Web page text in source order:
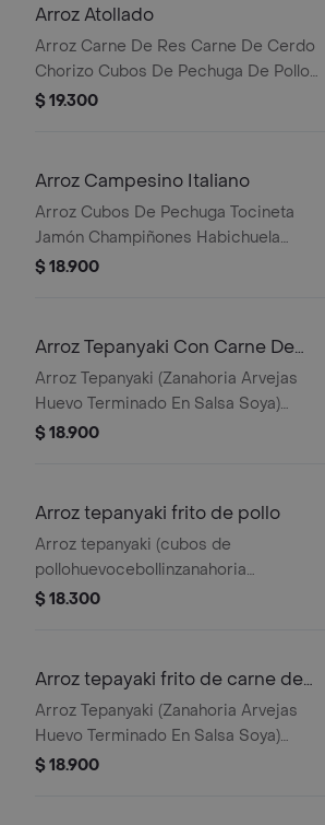
Arroz Atollado
Arroz Carne De Res Carne De Cerdo
Chorizo Cubos De Pechuga De Pollo
Arvejas Zanahoria Pimentón En Su
$ 19.300
Arroz Campesino Italiano
Arroz Cubos De Pechuga Tocineta
Jamón Champiñones Habichuela
Zanahoria Arvejas Terminado En Salsa
$ 18.900
Arroz Tepanyaki Con Carne De
Res Y Vegetales
Arroz Tepanyaki (Zanahoria Arvejas
Huevo Terminado En Salsa Soya)
Carne Teriyaki (Juliana De Carne
$ 18.900
Arroz tepanyaki frito de pollo
Arroz tepanyaki (cubos de
pollohuevocebollinzanahoria
arvejasraizes chinaterninado en salsa
$ 18.300
Arroz tepayaki frito de carne de
res
Arroz Tepanyaki (Zanahoria Arvejas
Huevo Terminado En Salsa Soya)
Carne Teriyaki (Juliana De Carne
$ 18.900